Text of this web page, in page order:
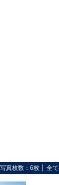
写真枚数：6枚 全